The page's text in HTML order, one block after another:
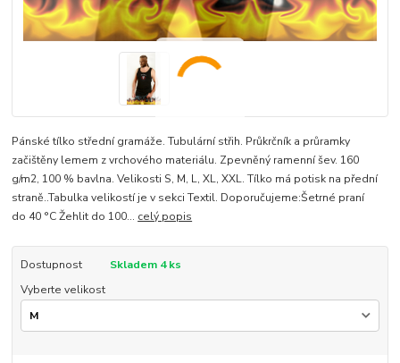
Pánské tílko střední gramáže. Tubulární střih. Průkrčník a průramky
začištěny lemem z vrchového materiálu. Zpevněný ramenní šev. 160
g/m2, 100 % bavlna. Velikosti S, M, L, XL, XXL. Tílko má potisk na přední
straně..Tabulka velikostí je v sekci Textil. Doporučujeme:Šetrné praní
do 40 °C Žehlit do 100... celý popis
Dostupnost
Skladem 4 ks
Vyberte velikost